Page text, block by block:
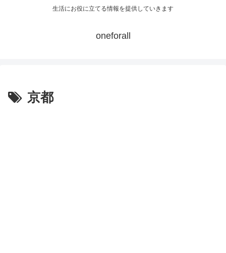
生活にお役に立てる情報を提供していきます
oneforall
京都